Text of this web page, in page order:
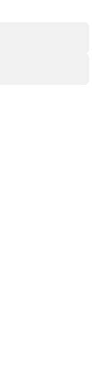
para
sin que te